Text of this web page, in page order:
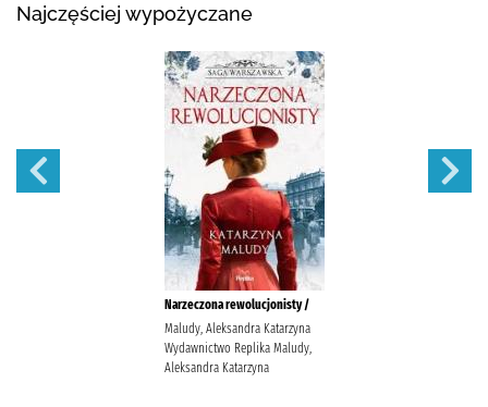
Najczęściej wypożyczane
Narzeczona rewolucjonisty /
Maludy, Aleksandra Katarzyna
Wydawnictwo Replika Maludy,
Aleksandra Katarzyna